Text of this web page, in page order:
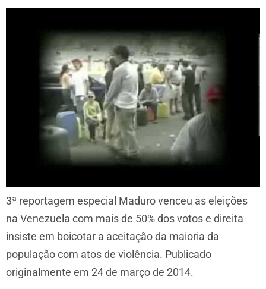
3ª reportagem especial Maduro venceu as eleições
na Venezuela com mais de 50% dos votos e direita
insiste em boicotar a aceitação da maioria da
população com atos de violência. Publicado
originalmente em 24 de março de 2014.